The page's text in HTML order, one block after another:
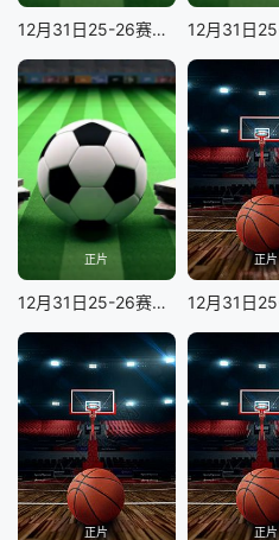
12月31日25-26赛季英超联赛 诺丁汉森林VS埃弗顿
正片
12月31日25-26赛季英超联赛 西汉姆联VS布莱顿
正片
正片 正片